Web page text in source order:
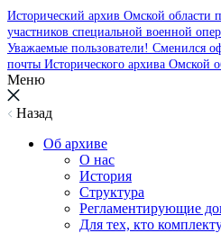
Исторический архив Омской области
участников специальной военной
Уважаемые пользователи! Сменился
почты Исторического архива Омской
Меню
Назад
Об архиве
О нас
История
Структура
Регламентирующие
Для тех, кто